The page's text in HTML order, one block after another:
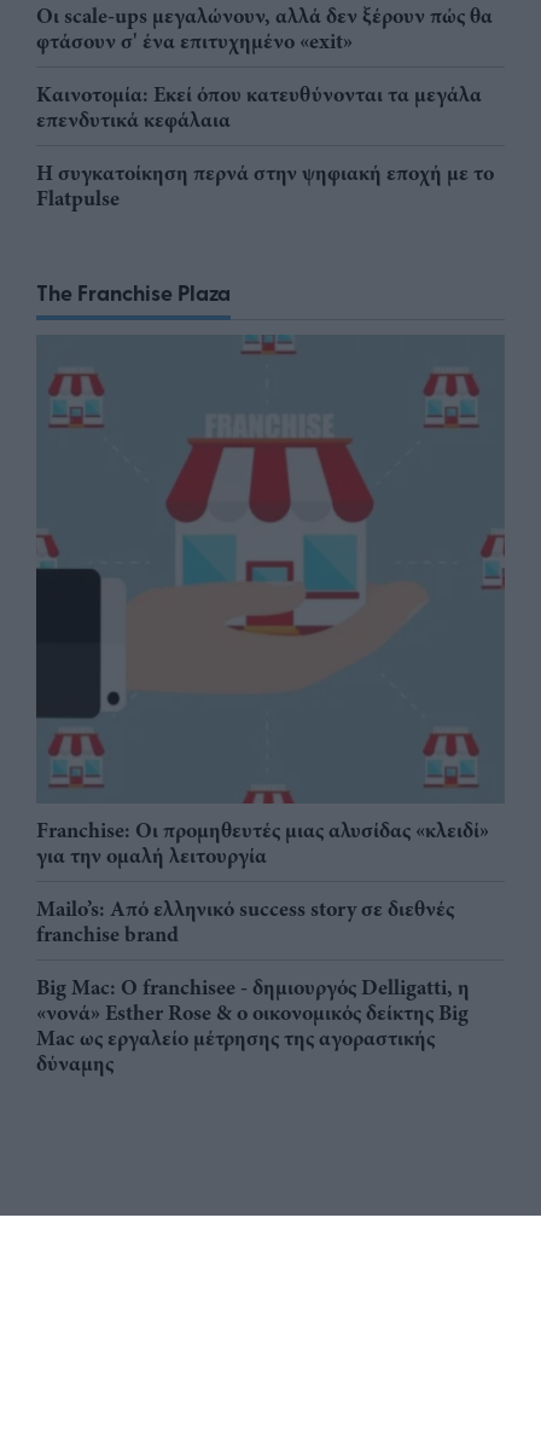
Οι scale-ups μεγαλώνουν, αλλά δεν ξέρουν πώς θα
φτάσουν σ' ένα επιτυχημένο «exit»
Καινοτομία: Εκεί όπου κατευθύνονται τα μεγάλα
επενδυτικά κεφάλαια
Η συγκατοίκηση περνά στην ψηφιακή εποχή με το
Flatpulse
The Franchise Plaza
Franchise: Οι προμηθευτές μιας αλυσίδας «κλειδί»
για την ομαλή λειτουργία
Mailo’s: Από ελληνικό success story σε διεθνές
franchise brand
Big Mac: Ο franchisee - δημιουργός Delligatti, η
«νονά» Esther Rose & ο οικονομικός δείκτης Big
Mac ως εργαλείο μέτρησης της αγοραστικής
δύναμης